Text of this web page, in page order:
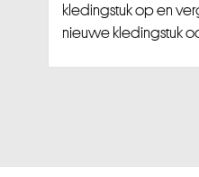
kledingstuk op en
nieuwe kledingstuk